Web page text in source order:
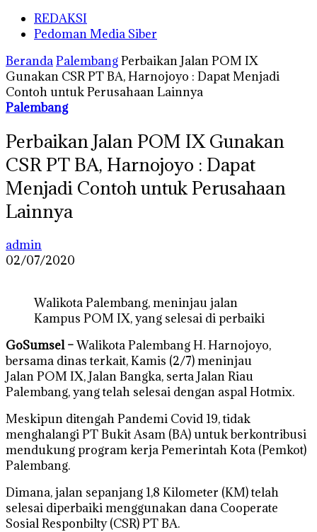
REDAKSI
Pedoman Media Siber
BerandaPalembangPerbaikan Jalan POM IX
Gunakan CSR PT BA, Harnojoyo : Dapat Menjadi
Contoh untuk Perusahaan Lainnya
Palembang
Perbaikan Jalan POM IX Gunakan
CSR PT BA, Harnojoyo : Dapat
Menjadi Contoh untuk Perusahaan
Lainnya
admin
02/07/2020
Walikota Palembang, meninjau jalan
Kampus POM IX, yang selesai di perbaiki
GoSumsel –Walikota Palembang H. Harnojoyo,
bersama dinas terkait, Kamis (2/7) meninjau
Jalan POM IX, Jalan Bangka, serta Jalan Riau
Palembang, yang telah selesai dengan aspal Hotmix.
Meskipun ditengah Pandemi Covid 19, tidak
menghalangi PT Bukit Asam (BA) untuk berkontribusi
mendukung program kerja Pemerintah Kota (Pemkot)
Palembang.
Dimana, jalan sepanjang 1,8 Kilometer (KM) telah
selesai diperbaiki menggunakan dana Cooperate
Sosial Responbilty (CSR) PT BA.